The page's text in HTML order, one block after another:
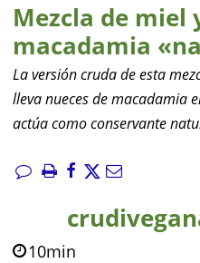
Mezcla de miel
macadamia
La versión cruda de esta
lleva nueces de macadamia
actúa como conservante
10min